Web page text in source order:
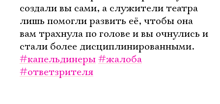
создали вы сами, а служители театра
лишь помогли развить её, чтобы она
вам трахнула по голове и вы очнулись и
стали более дисциплинированными.
#капельдинеры#жалоба
#ответзрителя